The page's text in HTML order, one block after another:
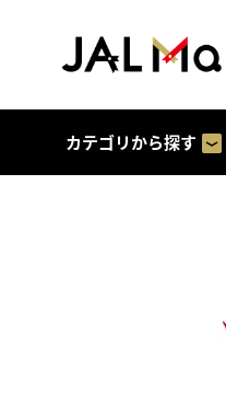
カテゴリから探す